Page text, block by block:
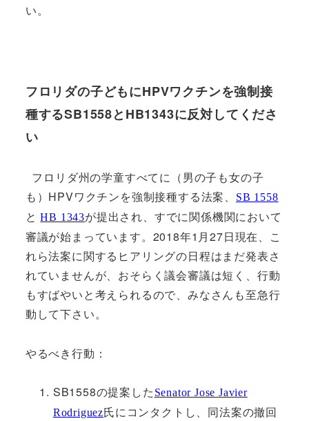
い。
フロリダの子どもにHPVワクチンを強制接
種するSB1558とHB1343に反対してくださ
い
フロリダ州の学童すべてに（男の子も女の子
も）HPVワクチンを強制接種する法案、
SB 1558
と HB 1343が提出され、すでに関係機関において
審議が始まっています。2018年1月27日現在、こ
れら法案に関するヒアリングの日程はまだ発表さ
れていませんが、おそらく議会審議は短く、行動
もすばやいと考えられるので、みなさんも至急行
動して下さい。
やるべき行動：
SB1558の提案した Senator Jose Javier
Rodriguez氏にコンタクトし、同法案の撤回